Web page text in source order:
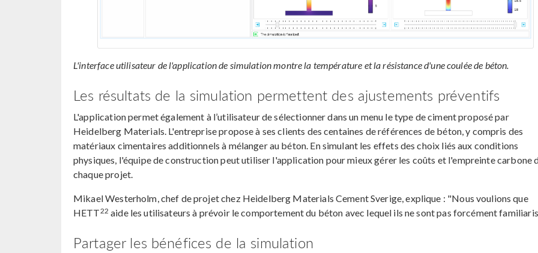
L'interface utilisateur de l'application de simulation montre la température et la résistance d'une coulée de béton.
Les résultats de la simulation permettent des ajustements préventifs
L'application permet également à l’utilisateur de sélectionner dans un menu le type de ciment proposé par
Heidelberg Materials. L'entreprise propose à ses clients des centaines de références de béton, y compris des
matériaux cimentaires additionnels à mélanger au béton. En simulant les effets des choix liés aux conditions
physiques, l'équipe de construction peut utiliser l'application pour mieux gérer les coûts et l'empreinte carbone
chaque projet.
Mikael Westerholm, chef de projet chez Heidelberg Materials Cement Sverige, explique : "Nous voulions que
HETT22 aide les utilisateurs à prévoir le comportement du béton avec lequel ils ne sont pas forcément
Partager les bénéfices de la simulation